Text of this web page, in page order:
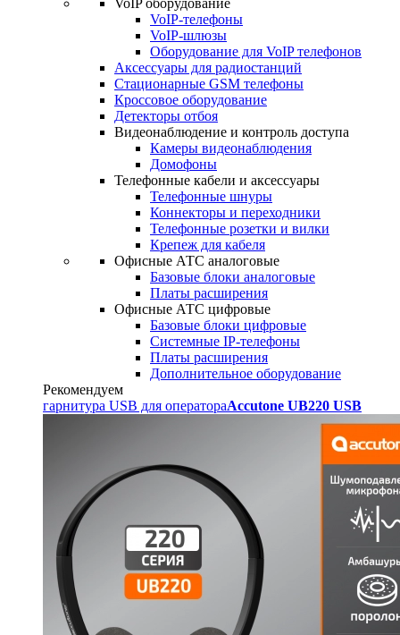
VoIP оборудование
VoIP-телефоны
VoIP-шлюзы
Оборудование для VoIP телефонов
Аксессуары для радиостанций
Стационарные GSM телефоны
Кроссовое оборудование
Детекторы отбоя
Видеонаблюдение и контроль доступа
Камеры видеонаблюдения
Домофоны
Телефонные кабели и аксессуары
Телефонные шнуры
Коннекторы и переходники
Телефонные розетки и вилки
Крепеж для кабеля
Офисные АТС аналоговые
Базовые блоки аналоговые
Платы расширения
Офисные АТС цифровые
Базовые блоки цифровые
Системные IP-телефоны
Платы расширения
Дополнительное оборудование
Рекомендуем
гарнитура USB для оператораAccutone UB220 USB